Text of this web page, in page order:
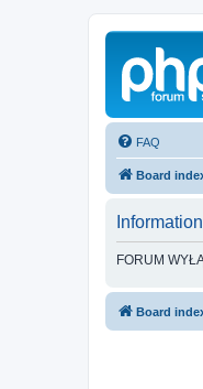
FAQ
Board
Information
FORUM
Board